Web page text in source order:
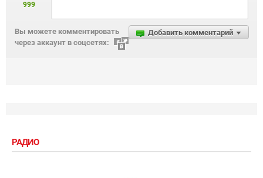
999
Добавить комментарий
Вы можете комментировать
через аккаунт в соцсетях:
РАДИО